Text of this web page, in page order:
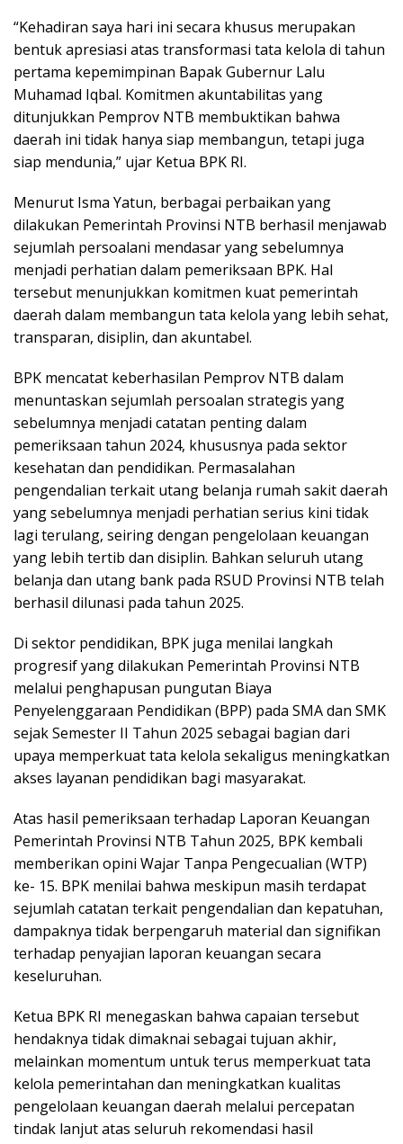
“Kehadiran saya hari ini secara khusus merupakan
bentuk apresiasi atas transformasi tata kelola di tahun
pertama kepemimpinan Bapak Gubernur Lalu
Muhamad Iqbal. Komitmen akuntabilitas yang
ditunjukkan Pemprov NTB membuktikan bahwa
daerah ini tidak hanya siap membangun, tetapi juga
siap mendunia,” ujar Ketua BPK RI.
Menurut Isma Yatun, berbagai perbaikan yang
dilakukan Pemerintah Provinsi NTB berhasil menjawab
sejumlah persoalani mendasar yang sebelumnya
menjadi perhatian dalam pemeriksaan BPK. Hal
tersebut menunjukkan komitmen kuat pemerintah
daerah dalam membangun tata kelola yang lebih sehat,
transparan, disiplin, dan akuntabel.
BPK mencatat keberhasilan Pemprov NTB dalam
menuntaskan sejumlah persoalan strategis yang
sebelumnya menjadi catatan penting dalam
pemeriksaan tahun 2024, khususnya pada sektor
kesehatan dan pendidikan. Permasalahan
pengendalian terkait utang belanja rumah sakit daerah
yang sebelumnya menjadi perhatian serius kini tidak
lagi terulang, seiring dengan pengelolaan keuangan
yang lebih tertib dan disiplin. Bahkan seluruh utang
belanja dan utang bank pada RSUD Provinsi NTB telah
berhasil dilunasi pada tahun 2025.
Di sektor pendidikan, BPK juga menilai langkah
progresif yang dilakukan Pemerintah Provinsi NTB
melalui penghapusan pungutan Biaya
Penyelenggaraan Pendidikan (BPP) pada SMA dan SMK
sejak Semester II Tahun 2025 sebagai bagian dari
upaya memperkuat tata kelola sekaligus meningkatkan
akses layanan pendidikan bagi masyarakat.
Atas hasil pemeriksaan terhadap Laporan Keuangan
Pemerintah Provinsi NTB Tahun 2025, BPK kembali
memberikan opini Wajar Tanpa Pengecualian (WTP)
ke- 15. BPK menilai bahwa meskipun masih terdapat
sejumlah catatan terkait pengendalian dan kepatuhan,
dampaknya tidak berpengaruh material dan signifikan
terhadap penyajian laporan keuangan secara
keseluruhan.
Ketua BPK RI menegaskan bahwa capaian tersebut
hendaknya tidak dimaknai sebagai tujuan akhir,
melainkan momentum untuk terus memperkuat tata
kelola pemerintahan dan meningkatkan kualitas
pengelolaan keuangan daerah melalui percepatan
tindak lanjut atas seluruh rekomendasi hasil